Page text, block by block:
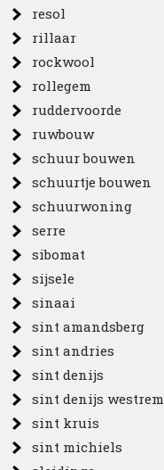
resol
rillaar
rockwool
rollegem
ruddervoorde
ruwbouw
schuur bouwen
schuurtje bouwen
schuurwoning
serre
sibomat
sijsele
sinaai
sint amandsberg
sint andries
sint denijs
sint denijs westrem
sint kruis
sint michiels